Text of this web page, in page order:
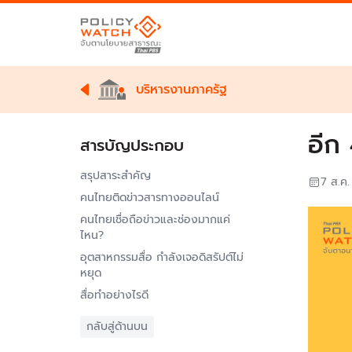
บริหารงานภาครัฐ
สารบัญประกอบ
สรุปสาระสำคัญ
คนไทยติดข่าวสารทางออนไลน์
คนไทยเชื่อถือข่าวและช่องมากแค่
ไหน?
อุตสาหกรรมสื่อ กำลังเจอดิสรัปต์ไม่
หยุด
สื่อทำอย่างไรดี
กลับสู่ด้านบน
อีก
7 ส.ค